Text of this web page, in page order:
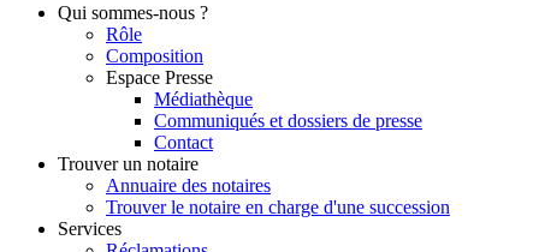
Qui sommes-nous ?
Rôle
Composition
Espace Presse
Médiathèque
Communiqués et dossiers de presse
Contact
Trouver un notaire
Annuaire des notaires
Trouver le notaire en charge d'une succession
Services